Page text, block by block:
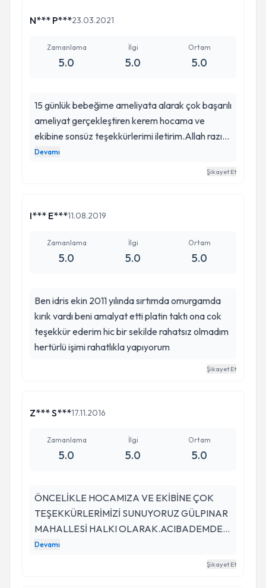
geçti. Allah hocamızdan razı olsun.
N*** P***23.03.2021
Zamanlama
5.0
İlgi
5.0
Ortam
5.0
15 günlük bebeğime ameliyata alarak çok başarılı
ameliyat gerçekleştiren kerem hocama ve
ekibine sonsüz teşekkürlerimi iletirim.Allah razı
olsun kendisinden..oğlumun beyninde büyük bi
kitle vardı hidrosefali ameliyatı yaptı.. oğlum şuan
devamını dilerim.. Çok teşşekür ederim.
Devamı
Şikayet Et
I*** E***11.08.2019
Zamanlama
5.0
İlgi
5.0
Ortam
5.0
Ben idris ekin 2011 yılında sırtımda omurgamda
kırık vardı beni amalyat etti platin taktı ona cok
teşekkür ederim hic bir sekilde rahatsız olmadım
hertürlü işimi rahatlıkla yapıyorum
Şikayet Et
Z*** S***17.11.2016
Zamanlama
5.0
İlgi
5.0
Ortam
5.0
ÖNCELİKLE HOCAMIZA VE EKİBİNE ÇOK
TEŞEKKÜRLERİMİZİ SUNUYORUZ GÜLPINAR
MAHALLESİ HALKI OLARAK.ACIBADEMDEN
TUTUN TÜM HASTANE DOKTORLARIYLA
Devamı
Şikayet Et